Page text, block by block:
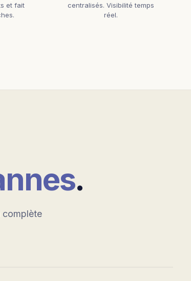
et fait
centralisés. Visibilité temps
réel.
.